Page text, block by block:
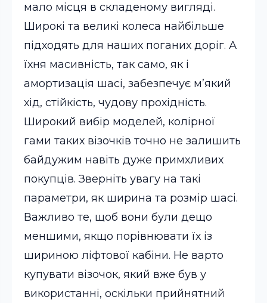
мало місця в складеному вигляді.
Широкі та великі колеса найбільше
підходять для наших поганих доріг. А
їхня масивність, так само, як і
амортизація шасі, забезпечує м’який
хід, стійкість, чудову прохідність.
Широкий вибір моделей, колірної
гами таких візочків точно не залишить
байдужим навіть дуже примхливих
покупців. Зверніть увагу на такі
параметри, як ширина та розмір шасі.
Важливо те, щоб вони були дещо
меншими, якщо порівнювати їх із
шириною ліфтової кабіни. Не варто
купувати візочок, який вже був у
використанні, оскільки прийнятний